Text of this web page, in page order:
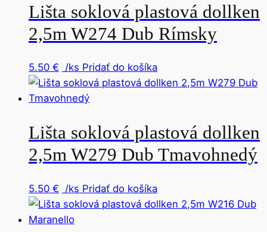
Lišta soklová plastová dollken
2,5m W274 Dub Rímsky
5.50 € /ks Pridať do košíka
Lišta soklová plastová dollken
2,5m W279 Dub Tmavohnedý
5.50 € /ks Pridať do košíka